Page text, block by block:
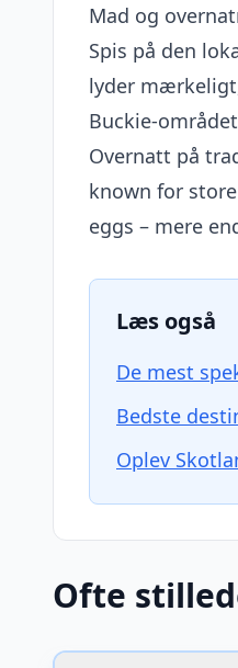
Mad og
Spis på den
lyder
Buckie-
Overnatt på
known for
eggs – mere
Læs også
De mest
Bedste
Oplev
Ofte